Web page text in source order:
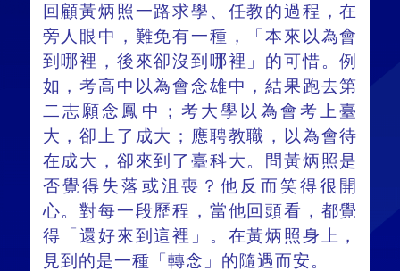
回顧黃炳照一路求學、任教的過程，在
旁人眼中，難免有一種，「本來以為會
到哪裡，後來卻沒到哪裡」的可惜。例
如，考高中以為會念雄中，結果跑去第
二志願念鳳中；考大學以為會考上臺
大，卻上了成大；應聘教職，以為會待
在成大，卻來到了臺科大。問黃炳照是
否覺得失落或沮喪？他反而笑得很開
心。對每一段歷程，當他回頭看，都覺
得「還好來到這裡」。在黃炳照身上，
見到的是一種「轉念」的隨遇而安。